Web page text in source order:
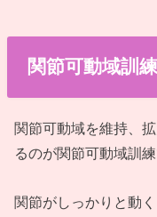
関節可動域訓練
関節可動域を維持、
るのが関節可動域訓練
関節がしっかりと動